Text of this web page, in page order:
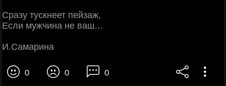
Сразу тускнеет пейзаж,
Если мужчина не ваш…
И.Самарина
0 0 0